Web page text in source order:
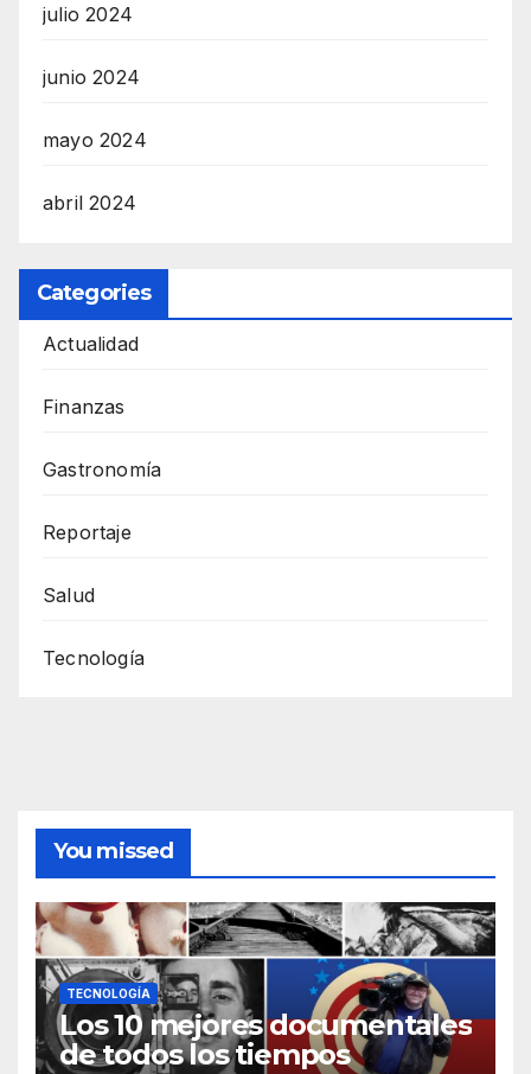
julio 2024
junio 2024
mayo 2024
abril 2024
Categories
Actualidad
Finanzas
Gastronomía
Reportaje
Salud
Tecnología
You missed
TECNOLOGÍA
Los 10 mejores documentales
de todos los tiempos